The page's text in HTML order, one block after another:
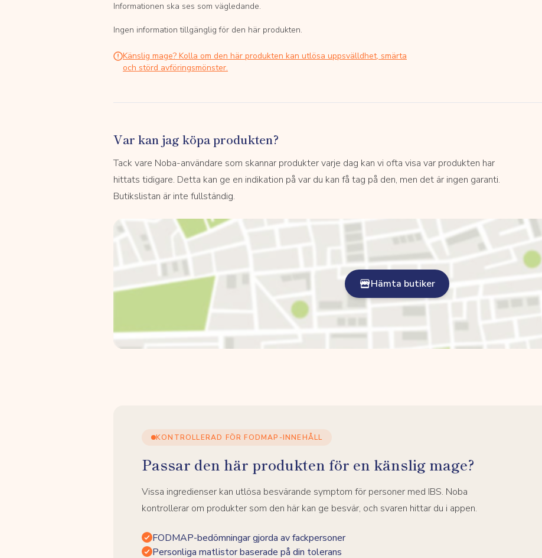
Informationen ska ses som vägledande.
Ingen information tillgänglig för den här produkten.
Känslig mage? Kolla om den här produkten kan utlösa uppsvälldhet, smärta
och störd avföringsmönster.
Var kan jag köpa produkten?
Tack vare Noba-användare som skannar produkter varje dag kan vi ofta visa var produkten har
hittats tidigare. Detta kan ge en indikation på var du kan få tag på den, men det är ingen garanti.
Butikslistan är inte fullständig.
Hämta butiker
KONTROLLERAD FÖR FODMAP-INNEHÅLL
Passar den här produkten för en känslig mage?
Vissa ingredienser kan utlösa besvärande symptom för personer med IBS. Noba
kontrollerar om produkter som den här kan ge besvär, och svaren hittar du i appen.
FODMAP-bedömningar gjorda av fackpersoner
Personliga matlistor baserade på din tolerans